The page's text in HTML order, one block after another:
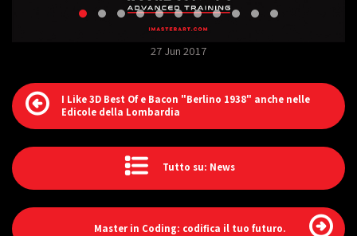
27 Jun 2017
I Like 3D Best Of e Bacon "Berlino 1938" anche nelle
Edicole della Lombardia
Tutto su: News
Master in Coding: codifica il tuo futuro.